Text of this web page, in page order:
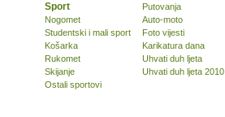
Sport
Nogomet
Studentski i mali sport
Košarka
Rukomet
Skijanje
Ostali sportovi
Putovanja
Auto-moto
Foto vijesti
Karikatura dana
Uhvati duh ljeta
Uhvati duh ljeta 2010